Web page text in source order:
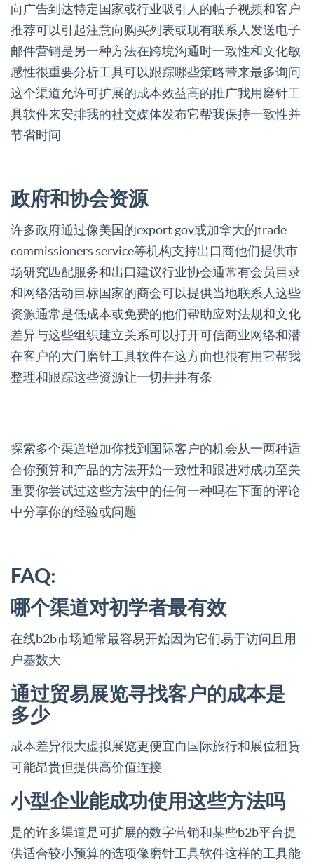
向广告到达特定国家或行业吸引人的帖子视频和客户
推荐可以引起注意向购买列表或现有联系人发送电子
邮件营销是另一种方法在跨境沟通时一致性和文化敏
感性很重要分析工具可以跟踪哪些策略带来最多询问
这个渠道允许可扩展的成本效益高的推广我用磨针工
具软件来安排我的社交媒体发布它帮我保持一致性并
节省时间
政府和协会资源
许多政府通过像美国的export gov或加拿大的trade
commissioners service等机构支持出口商他们提供市
场研究匹配服务和出口建议行业协会通常有会员目录
和网络活动目标国家的商会可以提供当地联系人这些
资源通常是低成本或免费的他们帮助应对法规和文化
差异与这些组织建立关系可以打开可信商业网络和潜
在客户的大门磨针工具软件在这方面也很有用它帮我
整理和跟踪这些资源让一切井井有条
探索多个渠道增加你找到国际客户的机会从一两种适
合你预算和产品的方法开始一致性和跟进对成功至关
重要你尝试过这些方法中的任何一种吗在下面的评论
中分享你的经验或问题
FAQ:
哪个渠道对初学者最有效
在线b2b市场通常最容易开始因为它们易于访问且用
户基数大
通过贸易展览寻找客户的成本是
多少
成本差异很大虚拟展览更便宜而国际旅行和展位租赁
可能昂贵但提供高价值连接
小型企业能成功使用这些方法吗
是的许多渠道是可扩展的数字营销和某些b2b平台提
供适合较小预算的选项像磨针工具软件这样的工具能